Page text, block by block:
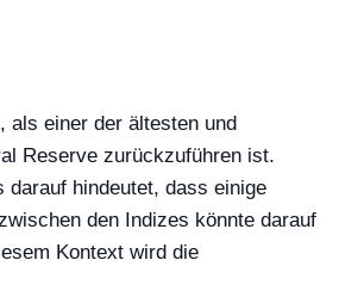
als einer der ältesten und
Reserve zurückzuführen ist.
hindeutet, dass einige
den Indizes könnte darauf
Kontext wird die